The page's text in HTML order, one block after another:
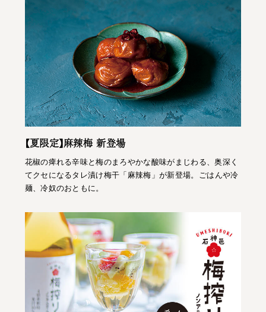
【夏限定】麻辣梅 新登場
花椒の痺れる辛味と梅のまろやかな酸味がまじわる、奥深く
てクセになるタレ漬け梅干「麻辣梅」が新登場。ごはんや冷
麺、冷奴のおともに。